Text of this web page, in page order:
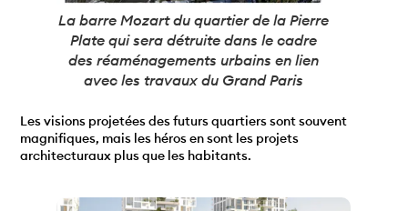
La barre Mozart du quartier de la Pierre
Plate qui sera détruite dans le cadre
des réaménagements urbains en lien
avec les travaux du Grand Paris
Les visions projetées des futurs quartiers sont souvent
magnifiques, mais les héros en sont les projets
architecturaux plus que les habitants.